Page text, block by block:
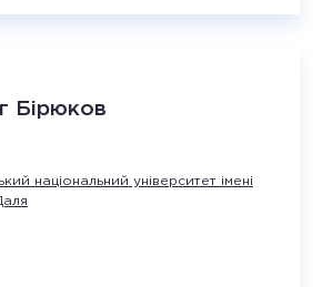
Бірюков
національний університет імені